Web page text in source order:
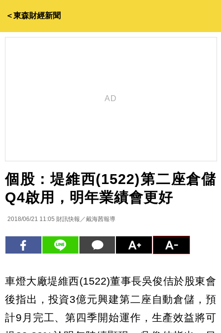
＜東森財經新聞
個股：堤維西(1522)第二座倉儲
Q4啟用，明年業績會更好
2018/06/21 11:05 財訊快報／戴海茜報導
車燈大廠堤維西(1522)董事長吳俊佶於股東會
後指出，投資3億元興建第二座自動倉儲，預
計9月完工、第四季開始運作，生產效益將可